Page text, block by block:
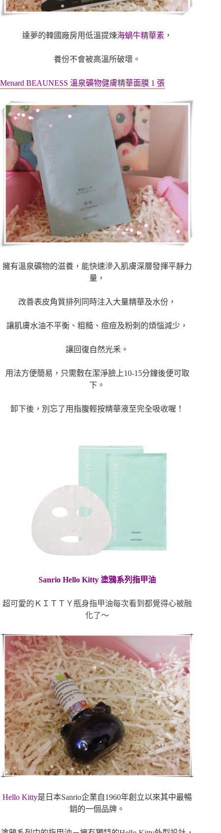
達夢的韓國廠房用低溫提煉海蝸牛精華素 ，
養份不會被高溫所破壞。
Menard BEAUNESS 溫泉礦物健膚精華面膜 1 張
擁有溫泉礦物的滋養，能快速滲入肌膚深層發揮平靜力
量，
改善表皮角質排列同時注入大量精華及水份，
讓肌膚水油不平衡、粗糙、痘痘及粉刺的煩惱減少，
讓回復自然光釆。
用法方便簡易，只需敷在潔淨臉上10-15分鐘後便可取
下。
卸下後，別忘了用指腹輕按精華液至完全吸收喔！
Sanrio Hello Kitty塗鴉系列指甲油
超可愛的ＫＩＴＴＹ瓶身指甲油每次看到都覺得心被融
化了～
Hello Kitty是日本Sanrio企業自1960年創立以來其中最暢
銷的一個品牌。